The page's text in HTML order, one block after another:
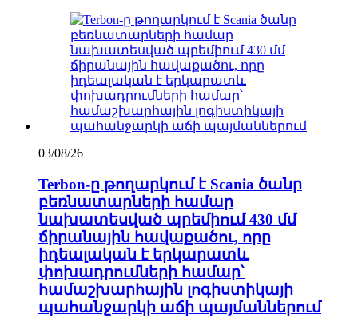
03/08/26
Terbon-ը թողարկում է Scania ծանր
բեռնատարների համար
նախատեսված պրեմիում 430 մմ
ճիրանային հավաքածու, որը
իդեալական է երկարատև
փոխադրումների համար՝
համաշխարհային լոգիստիկայի
պահանջարկի աճի պայմաններում